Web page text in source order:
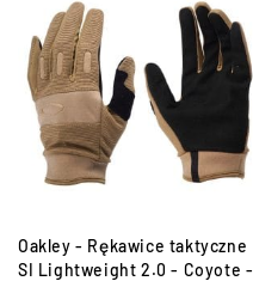
Oakley - Rękawice taktyczne
SI Lightweight 2.0 - Coyote -